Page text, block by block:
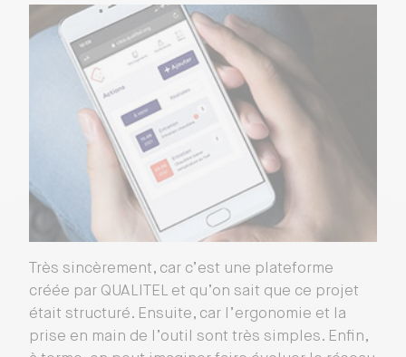
Très sincèrement, car c’est une plateforme
créée par QUALITEL et qu’on sait que ce projet
était structuré. Ensuite, car l’ergonomie et la
prise en main de l’outil sont très simples. Enfin,